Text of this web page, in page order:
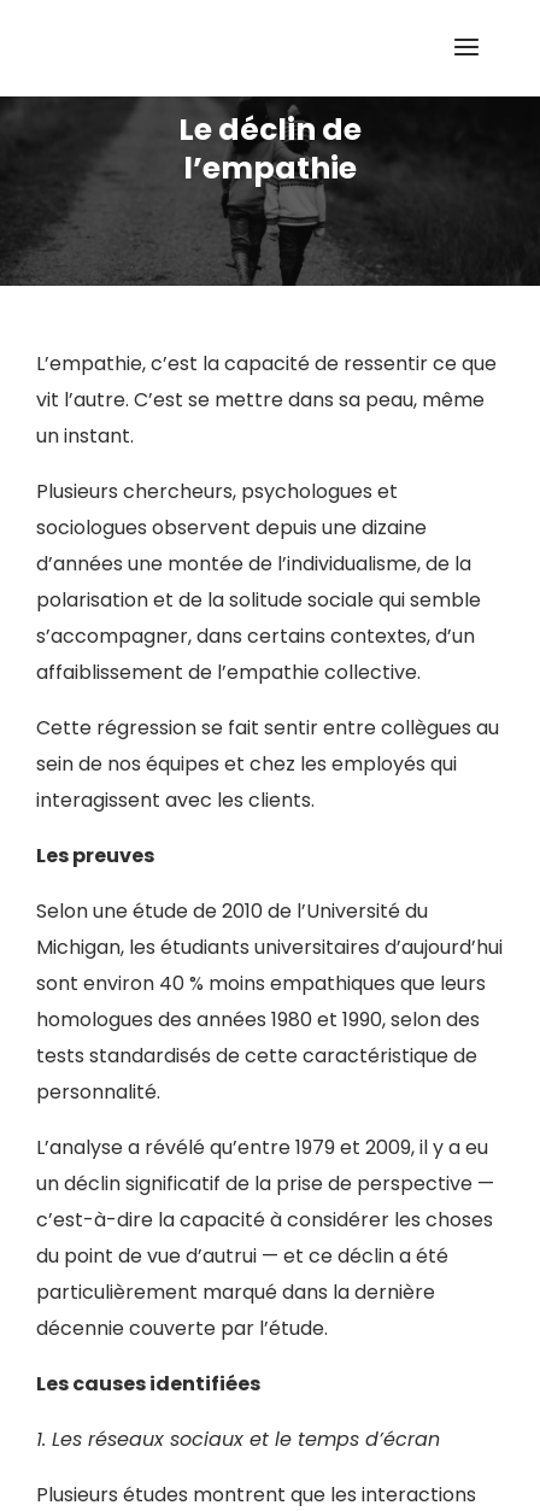
Le déclin de
l’empathie
L’empathie, c’est la capacité de ressentir ce que
vit l’autre. C’est se mettre dans sa peau, même
un instant.
Plusieurs chercheurs, psychologues et
sociologues observent depuis une dizaine
d’années une montée de l’individualisme, de la
polarisation et de la solitude sociale qui semble
s’accompagner, dans certains contextes, d’un
affaiblissement de l’empathie collective.
Cette régression se fait sentir entre collègues au
sein de nos équipes et chez les employés qui
interagissent avec les clients.
Les preuves
Selon une étude de 2010 de l’Université du
Michigan, les étudiants universitaires d’aujourd’hui
sont environ 40 % moins empathiques que leurs
homologues des années 1980 et 1990, selon des
tests standardisés de cette caractéristique de
personnalité.
L’analyse a révélé qu’entre 1979 et 2009, il y a eu
un déclin significatif de la prise de perspective —
c’est-à-dire la capacité à considérer les choses
du point de vue d’autrui — et ce déclin a été
particulièrement marqué dans la dernière
décennie couverte par l’étude.
Les causes identifiées
1. Les réseaux sociaux et le temps d’écran
Plusieurs études montrent que les interactions